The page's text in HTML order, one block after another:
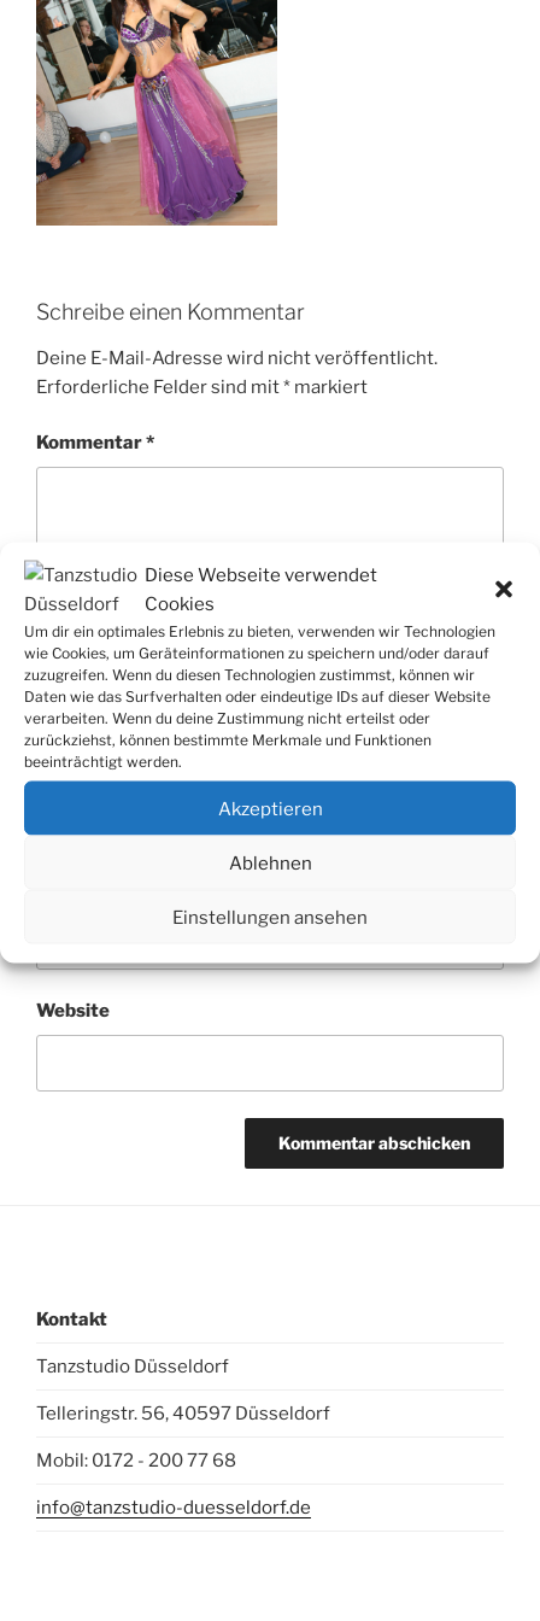
Diese Webseite verwendet
Cookies
Um dir ein optimales Erlebnis zu bieten, verwenden wir Technologien
wie Cookies, um Geräteinformationen zu speichern und/oder darauf
zuzugreifen. Wenn du diesen Technologien zustimmst, können wir
Daten wie das Surfverhalten oder eindeutige IDs auf dieser Website
verarbeiten. Wenn du deine Zustimmung nicht erteilst oder
zurückziehst, können bestimmte Merkmale und Funktionen
beeinträchtigt werden.
Akzeptieren
Ablehnen
Einstellungen ansehen
Schreibe einen Kommentar
Deine E-Mail-Adresse wird nicht veröffentlicht.
Erforderliche Felder sind mit* markiert
Kommentar*
Name*
Website
Kontakt
Tanzstudio Düsseldorf
Telleringstr. 56, 40597 Düsseldorf
Mobil: 0172 - 200 77 68
info@tanzstudio-duesseldorf.de